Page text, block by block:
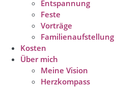
Entspannung
Feste
Vorträge
Familienaufstellung
Kosten
Über mich
Meine Vision
Herzkompass